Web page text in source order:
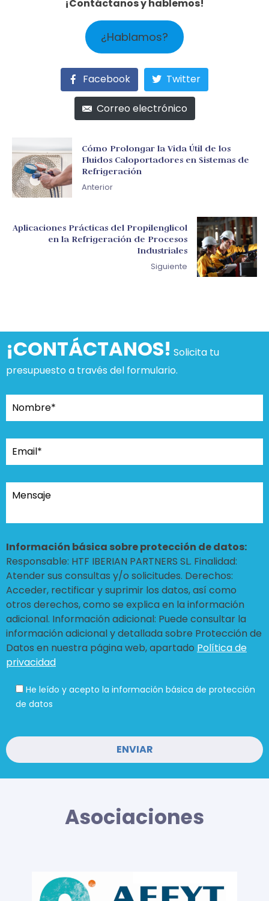
¡Contáctanos y hablemos!
¿Hablamos?
Facebook Twitter
Correo electrónico
Cómo Prolongar la Vida Útil de los
Fluidos Caloportadores en Sistemas de
Refrigeración
Anterior
Aplicaciones Prácticas del Propilenglicol
en la Refrigeración de Procesos
Industriales
Siguiente
¡CONTÁCTANOS! Solicita tu
presupuesto a través del formulario.
Información básica sobre protección de datos:
Responsable: HTF IBERIAN PARTNERS SL. Finalidad:
Atender sus consultas y/o solicitudes. Derechos:
Acceder, rectificar y suprimir los datos, así como
otros derechos, como se explica en la información
adicional. Información adicional: Puede consultar la
información adicional y detallada sobre Protección de
Datos en nuestra página web, apartado Política de
privacidad
He leído y acepto la información básica de protección
de datos
Asociaciones